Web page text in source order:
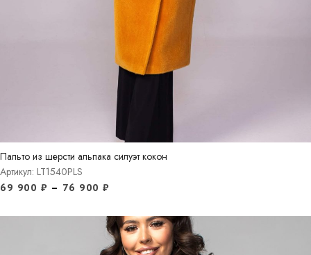
Пальто из шерсти альпака силуэт кокон
Артикул: LT1540PLS
69 900 ₽ – 76 900 ₽